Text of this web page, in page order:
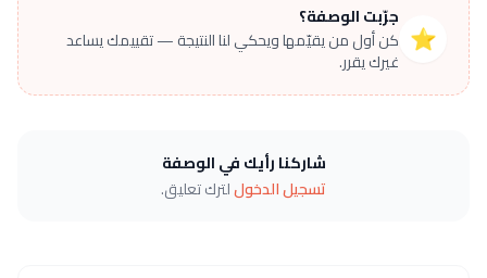
⭐
جرّبت الوصفة؟
كن أول من يقيّمها ويحكي لنا النتيجة — تقييمك يساعد
غيرك يقرر.
شاركنا رأيك في الوصفة
تسجيل الدخوللترك تعليق.